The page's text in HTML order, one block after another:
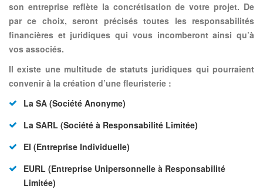
son entreprise reflète la concrétisation de votre projet. De
par ce choix, seront précisés toutes les responsabilités
financières et juridiques qui vous incomberont ainsi qu’à
vos associés.
Il existe une multitude de statuts juridiques qui pourraient
convenir à la création d’une fleuristerie :
La SA (Société Anonyme)
La SARL (Société à Responsabilité Limitée)
EI (Entreprise Individuelle)
EURL (Entreprise Unipersonnelle à Responsabilité
Limitée)